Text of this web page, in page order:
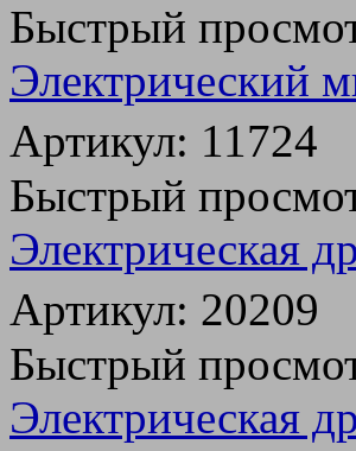
Быстрый
Электрический
Артикул: 11724
Быстрый
Электрическая
Артикул: 20209
Быстрый
Электрическая